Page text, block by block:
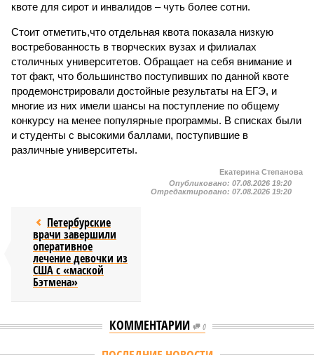
квоте для сирот и инвалидов – чуть более сотни.
Стоит отметить,что отдельная квота показала низкую
востребованность в творческих вузах и филиалах
столичных университетов. Обращает на себя внимание и
тот факт, что большинство поступивших по данной квоте
продемонстрировали достойные результаты на ЕГЭ, и
многие из них имели шансы на поступление по общему
конкурсу на менее популярные программы. В списках были
и студенты с высокими баллами, поступившие в
различные университеты.
Екатерина Степанова
Опубликовано: 07.08.2026 19:20
Отредактировано: 07.08.2026 19:20
Петербурские
врачи завершили
оперативное
лечение девочки из
США с «маской
Бэтмена»
КОММЕНТАРИИ 0